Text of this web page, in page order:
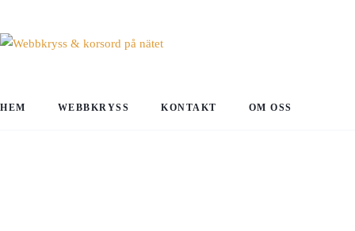
HEM WEBBKRYSS KONTAKT OM OSS